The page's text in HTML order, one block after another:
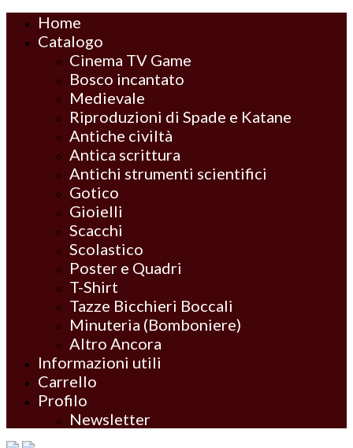
Home
Catalogo
Cinema TV Game
Bosco incantato
Medievale
Riproduzioni di Spade e Katane
Antiche civiltà
Antica scrittura
Antichi strumenti scientifici
Gotico
Gioielli
Scacchi
Scolastico
Poster e Quadri
T-Shirt
Tazze Bicchieri Boccali
Minuteria (Bomboniere)
Altro Ancora
Informazioni utili
Carrello
Profilo
Newsletter